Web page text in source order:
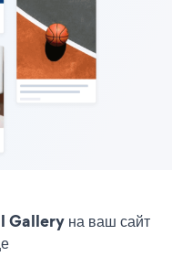
Gallery на ваш сайт